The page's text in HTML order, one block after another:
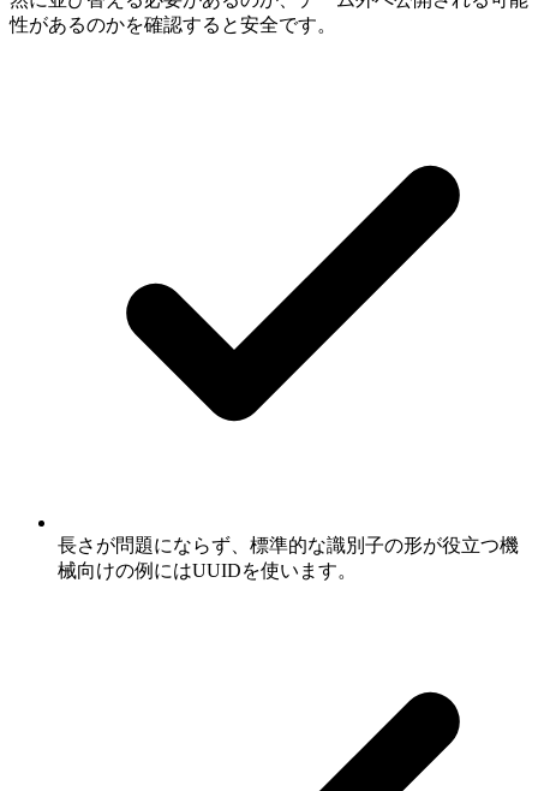
性があるのかを確認すると安全です。
長さが問題にならず、標準的な識別子の形が役立つ機
械向けの例にはUUIDを使います。